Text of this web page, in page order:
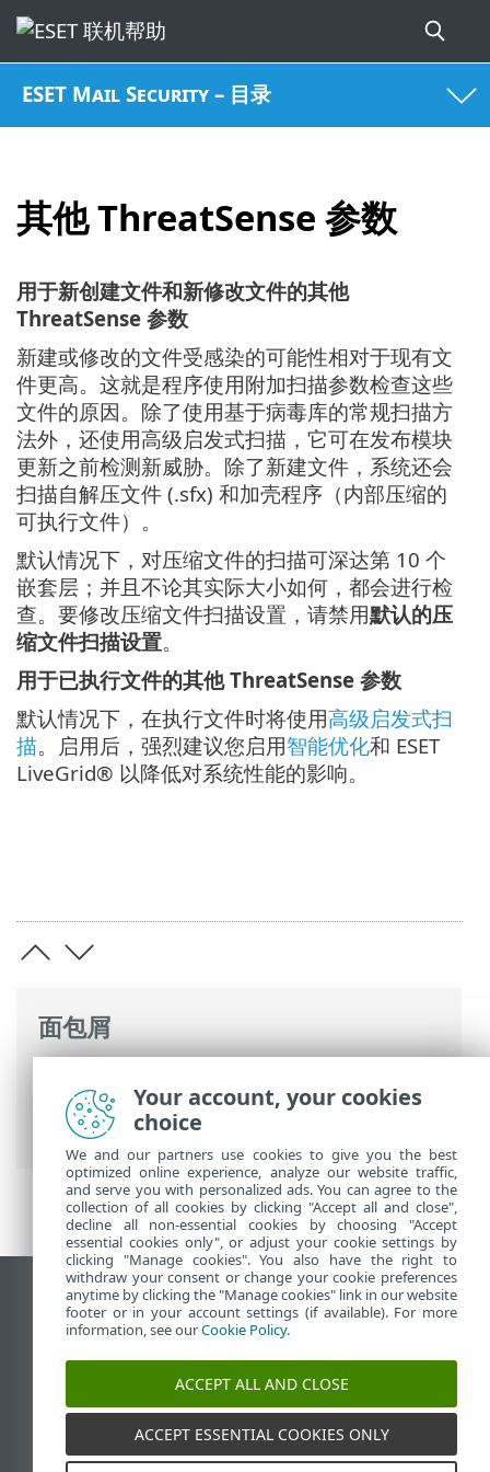
ESET Mail Security – 目录
其他 ThreatSense 参数
面包屑
设置>设备保护 >文件系统实时防护> 其他
ThreatSense 参数
用于新创建文件和新修改文件的其他
ThreatSense 参数
新建或修改的文件受感染的可能性相对于现有文
件更高。这就是程序使用附加扫描参数检查这些
文件的原因。除了使用基于病毒库的常规扫描方
法外，还使用高级启发式扫描，它可在发布模块
更新之前检测新威胁。除了新建文件，系统还会
扫描自解压文件 (.sfx) 和加壳程序（内部压缩的
可执行文件）。
默认情况下，对压缩文件的扫描可深达第 10 个
嵌套层；并且不论其实际大小如何，都会进行检
查。要修改压缩文件扫描设置，请禁用默认的压
缩文件扫描设置。
用于已执行文件的其他 ThreatSense 参数
默认情况下，在执行文件时将使用高级启发式扫
描。启用后，强烈建议您启用智能优化和 ESET
LiveGrid® 以降低对系统性能的影响。
查看桌面站点
End of Life
ESET 知识库
ESET Status Portal
区域支持
Your account, your cookies
choice
We and our partners use cookies to give you the best
optimized online experience, analyze our website traffic,
and serve you with personalized ads. You can agree to the
collection of all cookies by clicking "Accept all and close",
decline all non-essential cookies by choosing "Accept
essential cookies only", or adjust your cookie settings by
clicking "Manage cookies". You also have the right to
withdraw your consent or change your cookie preferences
anytime by clicking the "Manage cookies" link in our website
footer or in your account settings (if available). For more
information, see ourCookie Policy.
ACCEPT ALL AND CLOSE
ACCEPT ESSENTIAL COOKIES ONLY